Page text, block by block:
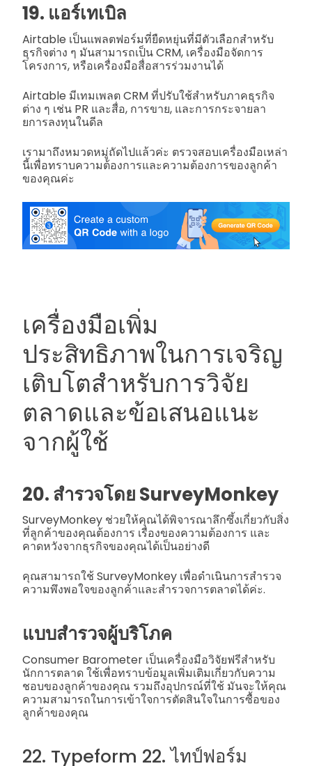
19. แอร์เทเบิล
Airtable เป็นแพลตฟอร์มที่ยืดหยุ่นที่มีตัวเลือกสำหรับ
ธุรกิจต่าง ๆ มันสามารถเป็น CRM, เครื่องมือจัดการ
โครงการ, หรือเครื่องมือสื่อสารร่วมงานได้
Airtable มีเทมเพลต CRM ที่ปรับใช้สำหรับภาคธุรกิจ
ต่าง ๆ เช่น PR และสื่อ, การขาย, และการกระจายลา
ยการลงทุนในดีล
เรามาถึงหมวดหมู่ถัดไปแล้วค่ะ ตรวจสอบเครื่องมือเหล่า
นี้เพื่อทราบความต้องการและความต้องการของลูกค้า
ของคุณค่ะ
เครื่องมือเพิ่ม
ประสิทธิภาพในการเจริญ
เติบโตสำหรับการวิจัย
ตลาดและข้อเสนอแนะ
จากผู้ใช้
20. สำรวจโดย SurveyMonkey
SurveyMonkey ช่วยให้คุณได้พิจารณาลึกซึ้งเกี่ยวกับสิ่ง
ที่ลูกค้าของคุณต้องการ เรื่องของความต้องการ และ
คาดหวังจากธุรกิจของคุณได้เป็นอย่างดี
คุณสามารถใช้ SurveyMonkey เพื่อดำเนินการสำรวจ
ความพึงพอใจของลูกค้าและสำรวจการตลาดได้ค่ะ.
แบบสำรวจผู้บริโภค
Consumer Barometer เป็นเครื่องมือวิจัยฟรีสำหรับ
นักการตลาด ใช้เพื่อทราบข้อมูลเพิ่มเติมเกี่ยวกับความ
ชอบของลูกค้าของคุณ รวมถึงอุปกรณ์ที่ใช้ มันจะให้คุณ
ความสามารถในการเข้าใจการตัดสินใจในการซื้อของ
ลูกค้าของคุณ
22. Typeform 22. ไทป์ฟอร์ม